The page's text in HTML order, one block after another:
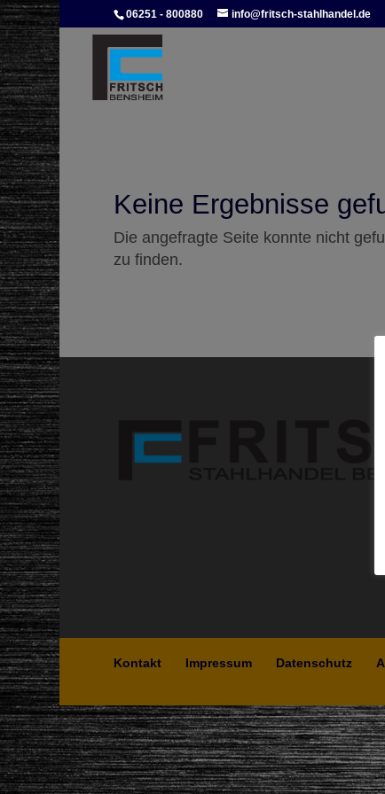
06251 - 800880 info@fritsch-stahlhandel.de
Keine Ergebnisse
Die angefragte Seite konnte nicht
zu finden.
Kontakt Impressum Datenschutz